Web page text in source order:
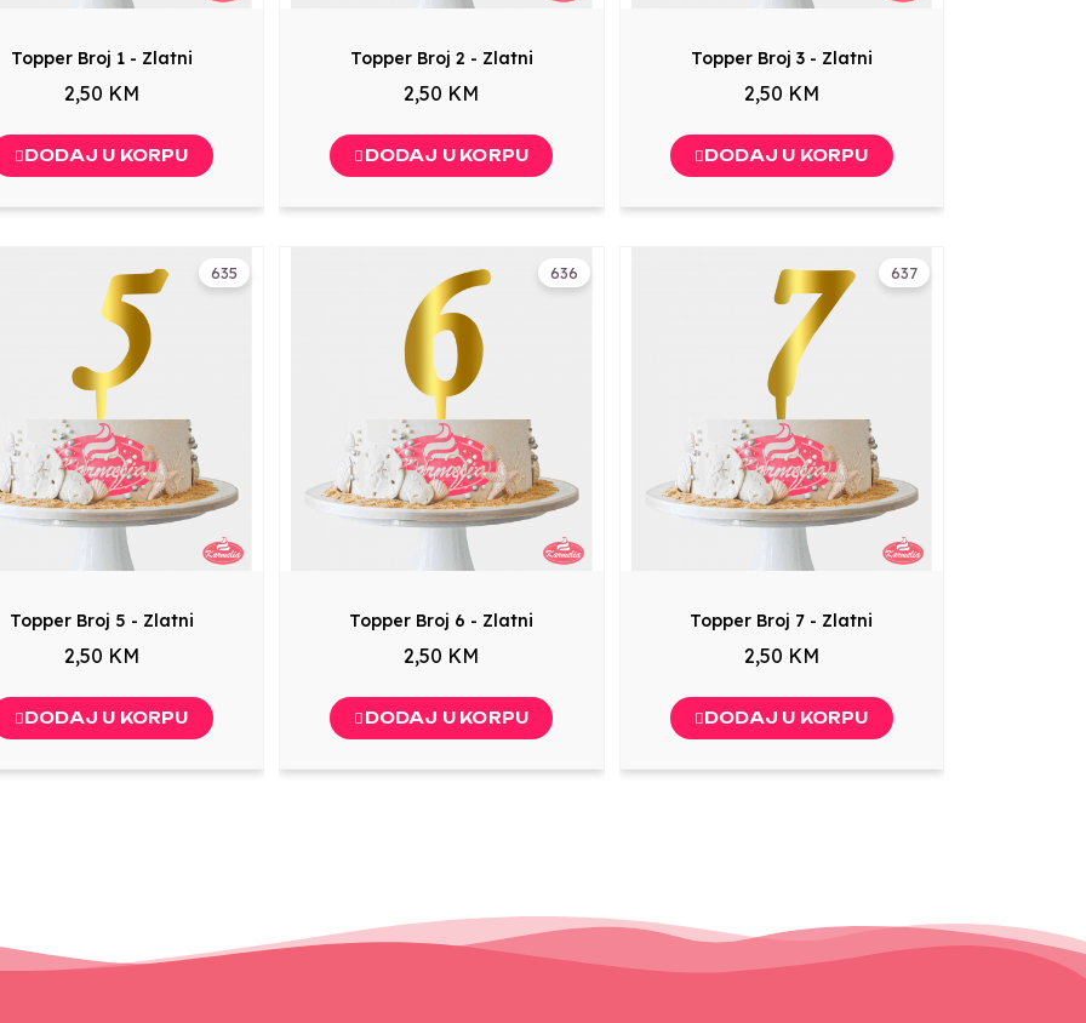
Topper Broj 1 - Zlatni
2,50 KM
DODAJ U KORPU
Topper Broj 2 - Zlatni
2,50 KM
DODAJ U KORPU
Topper Broj 3 - Zlatni
2,50 KM
DODAJ U KORPU
635
Topper Broj 5 - Zlatni
2,50 KM
DODAJ U KORPU
636
Topper Broj 6 - Zlatni
2,50 KM
DODAJ U KORPU
637
Topper Broj 7 - Zlatni
2,50 KM
DODAJ U KORPU